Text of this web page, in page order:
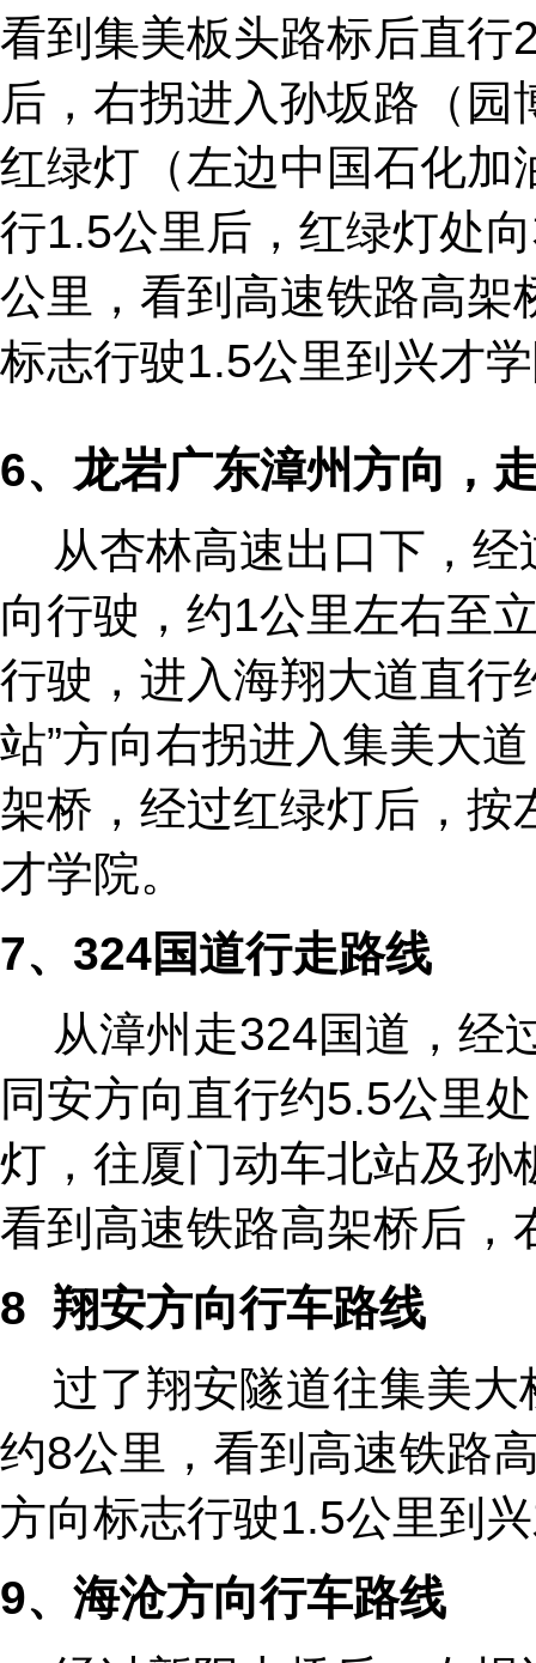
看到集美板头路标后直行
后，右拐进入孙坂路（
红绿灯（左边中国石化加
行1.5公里后，红绿灯处
公里，看到高速铁路高架
标志行驶1.5公里到兴才
6、龙岩广东漳州方向，
从杏林高速出口下，经
向行驶，约1公里左右至
行驶，进入海翔大道直行
站”方向右拐进入集美大
架桥，经过红绿灯后，
才学院。
7、324国道行走路线
从漳州走324国道，经
同安方向直行约5.5公里
灯，往厦门动车北站及孙
看到高速铁路高架桥后
8 翔安方向行车路线
过了翔安隧道往集美大
约8公里，看到高速铁路
方向标志行驶1.5公里到
9、海沧方向行车路线